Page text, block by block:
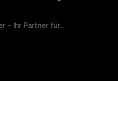
– Ihr Partner für...